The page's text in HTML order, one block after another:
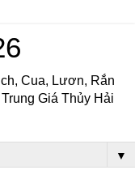
Cua, Lươn, Rắn
Giá Thủy Hải
▼